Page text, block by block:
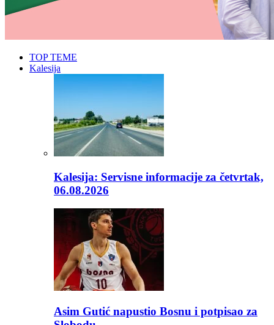
TOP TEME
Kalesija
Kalesija: Servisne informacije za četvrtak,
06.08.2026
Asim Gutić napustio Bosnu i potpisao za